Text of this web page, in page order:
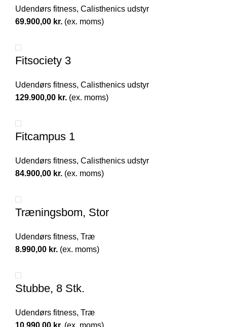
Udendørs fitness, Calisthenics udstyr
69.900,00 kr. (ex. moms)
Fitsociety 3
Udendørs fitness, Calisthenics udstyr
129.900,00 kr. (ex. moms)
Fitcampus 1
Udendørs fitness, Calisthenics udstyr
84.900,00 kr. (ex. moms)
Træningsbom, Stor
Udendørs fitness, Træ
8.990,00 kr. (ex. moms)
Stubbe, 8 Stk.
Udendørs fitness, Træ